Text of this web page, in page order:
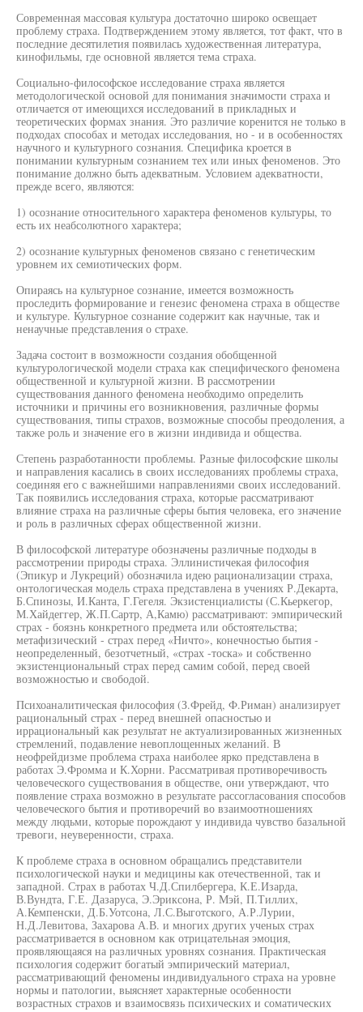
Современная массовая культура достаточно широко освещает
проблему страха. Подтверждением этому является, тот факт, что в
последние десятилетия появилась художественная литература,
кинофильмы, где основной является тема страха.
Социально-философское исследование страха является
методологической основой для понимания значимости страха и
отличается от имеющихся исследований в прикладных и
теоретических формах знания. Это различие коренится не только в
подходах способах и методах исследования, но - и в особенностях
научного и культурного сознания. Специфика кроется в
понимании культурным сознанием тех или иных феноменов. Это
понимание должно быть адекватным. Условием адекватности,
прежде всего, являются:
1) осознание относительного характера феноменов культуры, то
есть их неабсолютного характера;
2) осознание культурных феноменов связано с генетическим
уровнем их семиотических форм.
Опираясь на культурное сознание, имеется возможность
проследить формирование и генезис феномена страха в обществе
и культуре. Культурное сознание содержит как научные, так и
ненаучные представления о страхе.
Задача состоит в возможности создания обобщенной
культурологической модели страха как специфического феномена
общественной и культурной жизни. В рассмотрении
существования данного феномена необходимо определить
источники и причины его возникновения, различные формы
существования, типы страхов, возможные способы преодоления, а
также роль и значение его в жизни индивида и общества.
Степень разработанности проблемы. Разные философские школы
и направления касались в своих исследованиях проблемы страха,
соединяя его с важнейшими направлениями своих исследований.
Так появились исследования страха, которые рассматривают
влияние страха на различные сферы бытия человека, его значение
и роль в различных сферах общественной жизни.
В философской литературе обозначены различные подходы в
рассмотрении природы страха. Эллинистичекая философия
(Эпикур и Лукреций) обозначила идею рационализации страха,
онтологическая модель страха представлена в учениях Р.Декарта,
Б.Спинозы, И.Канта, Г.Гегеля. Экзистенциалисты (С.Кьеркегор,
М.Хайдеггер, Ж.П.Сартр, А,Камю) рассматривают: эмпирический
страх - боязнь конкретного предмета или обстоятельства;
метафизический - страх перед «Ничто», конечностью бытия -
неопределенный, безотчетный, «страх -тоска» и собственно
экзистенциональный страх перед самим собой, перед своей
возможностью и свободой.
Психоаналитическая философия (З.Фрейд, Ф.Риман) анализирует
рациональный страх - перед внешней опасностью и
иррациональный как результат не актуализированных жизненных
стремлений, подавление невоплощенных желаний. В
неофрейдизме проблема страха наиболее ярко представлена в
работах Э.Фромма и К.Хорни. Рассматривая противоречивость
человеческого существования в обществе, они утверждают, что
появление страха возможно в результате рассогласования способов
человеческого бытия и противоречий во взаимоотношениях
между людьми, которые порождают у индивида чувство базальной
тревоги, неуверенности, страха.
К проблеме страха в основном обращались представители
психологической науки и медицины как отечественной, так и
западной. Страх в работах Ч.Д.Спилбергера, К.Е.Изарда,
В.Вундта, Г.Е. Дазаруса, Э.Эриксона, Р. Мэй, П.Тиллих,
А.Кемпенски, Д.Б.Уотсона, Л.С.Выготского, А.Р.Лурии,
Н.Д.Левитова, Захарова А.В. и многих других ученых страх
рассматривается в основном как отрицательная эмоция,
проявляющаяся на различных уровнях сознания. Практическая
психология содержит богатый эмпирический материал,
рассматривающий феномены индивидуального страха на уровне
нормы и патологии, выясняет характерные особенности
возрастных страхов и взаимосвязь психических и соматических